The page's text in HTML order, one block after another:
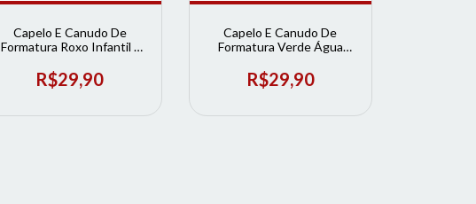
Capelo E Canudo De
Formatura Roxo Infantil |
R$29,90
Capelo E Canudo De
Formatura Verde Água
R$29,90